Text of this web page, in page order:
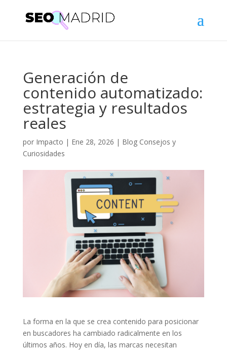
Generación de
contenido automatizado:
estrategia y resultados
reales
por Impacto | Ene 28, 2026 | Blog Consejos y
Curiosidades
La forma en la que se crea contenido para posicionar
en buscadores ha cambiado radicalmente en los
últimos años. Hoy en día, las marcas necesitan